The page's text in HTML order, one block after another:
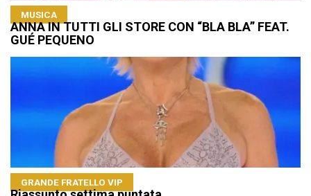
MUSICA
ANNA IN TUTTI GLI STORE CON “BLA BLA” FEAT.
GUÉ PEQUENO
GRANDE FRATELLO VIP